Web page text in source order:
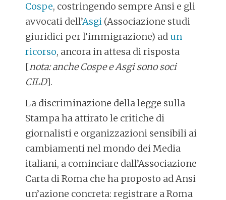
Cospe, costringendo sempre Ansi e gli
avvocati dell’Asgi (Associazione studi
giuridici per l’immigrazione) ad un
ricorso, ancora in attesa di risposta
[nota: anche Cospe e Asgi sono soci
CILD].
La discriminazione della legge sulla
Stampa ha attirato le critiche di
giornalisti e organizzazioni sensibili ai
cambiamenti nel mondo dei Media
italiani, a cominciare dall’Associazione
Carta di Roma che ha proposto ad Ansi
un’azione concreta: registrare a Roma